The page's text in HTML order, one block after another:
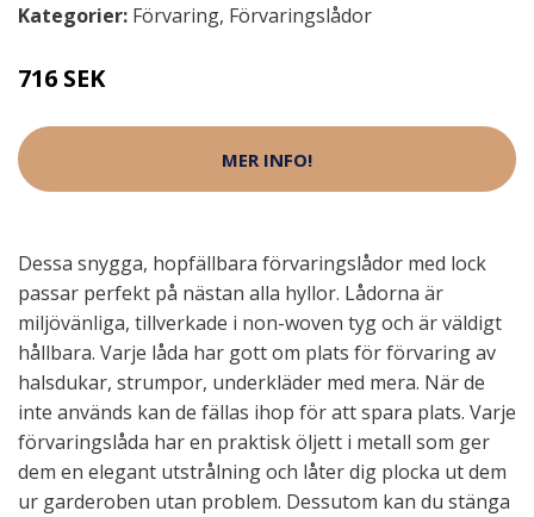
Kategorier: Förvaring, Förvaringslådor
716 SEK
MER INFO!
Dessa snygga, hopfällbara förvaringslådor med lock
passar perfekt på nästan alla hyllor. Lådorna är
miljövänliga, tillverkade i non-woven tyg och är väldigt
hållbara. Varje låda har gott om plats för förvaring av
halsdukar, strumpor, underkläder med mera. När de
inte används kan de fällas ihop för att spara plats. Varje
förvaringslåda har en praktisk öljett i metall som ger
dem en elegant utstrålning och låter dig plocka ut dem
ur garderoben utan problem. Dessutom kan du stänga